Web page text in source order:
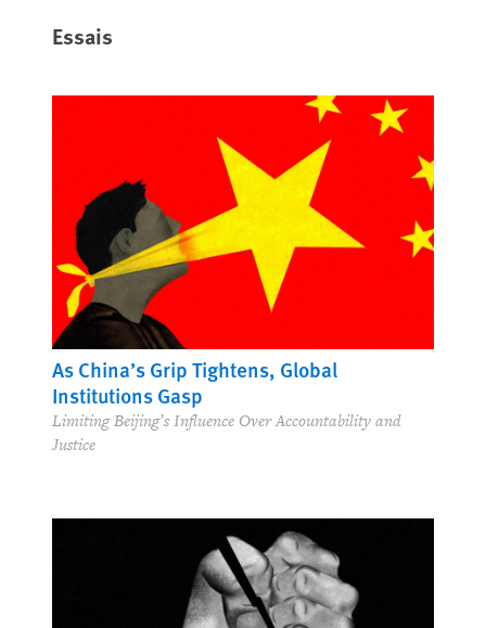
Essais
As China’s Grip Tightens, Global
Institutions Gasp
Limiting Beijing’s Influence Over Accountability and
Justice